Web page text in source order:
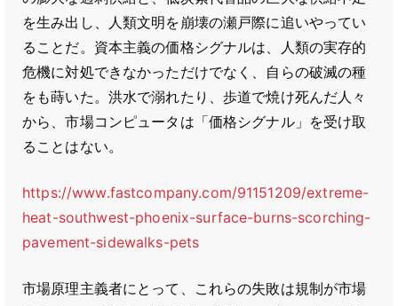
を生み出し、人類文明を崩壊の瀬戸際に追いやってい
ることだ。資本主義の価格シグナルは、人類の実存的
危機に対処できなかっただけでなく、自らの破滅の種
をも蒔いた。洪水で溺れたり、歩道で焼け死んだ人々
から、市場コンピュータは「価格シグナル」を受け取
ることはない。
https://www.fastcompany.com/91151209/extreme-
heat-southwest-phoenix-surface-burns-scorching-
pavement-sidewalks-pets
市場原理主義者にとって、これらの失敗は規制が市場